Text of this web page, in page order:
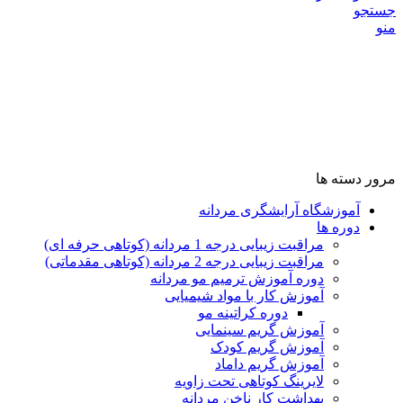
جستجو
منو
مرور دسته ها
آموزشگاه آرایشگری مردانه
دوره ها
مراقبت زیبایی درجه 1 مردانه (کوتاهی حرفه ای)
مراقبت زیبایی درجه 2 مردانه (کوتاهی مقدماتی)
دوره آموزش ترمیم مو مردانه
آموزش کار با مواد شیمیایی
دوره کراتینه مو
آموزش گریم سینمایی
آموزش گریم کودک
آموزش گریم داماد
لایرینگ کوتاهی تحت زاویه
بهداشت کار ناخن مردانه